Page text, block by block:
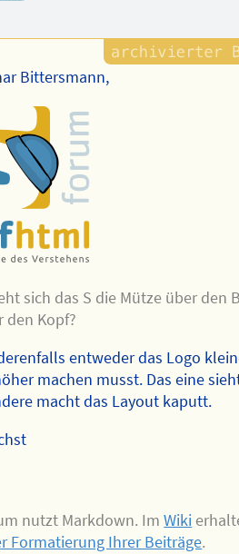
Bittersmann,
sich das S die Mütze über den
den Kopf?
entweder das Logo
machen musst. Das eine
macht das Layout kaputt.
nutzt Markdown. ImWiki
Formatierung Ihrer Beiträge.